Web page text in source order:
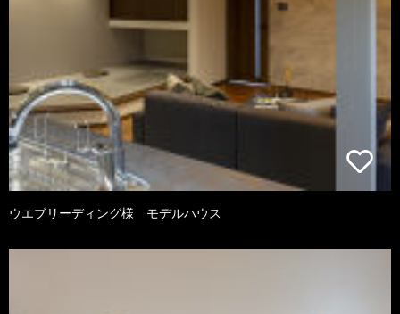
ウエブリーディング様 モデルハウス